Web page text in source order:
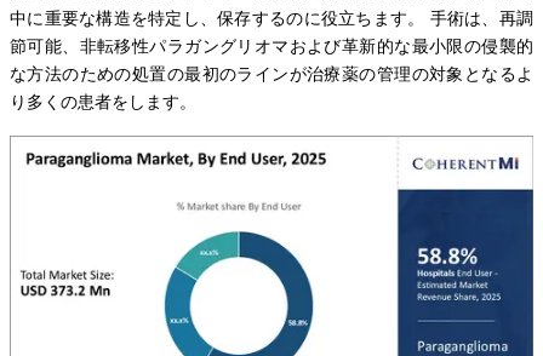
中に重要な構造を特定し、保存するのに役立ちます。 手術は、再調
節可能、非転移性パラガングリオマおよび革新的な最小限の侵襲的
な方法のための処置の最初のラインが治療薬の管理の対象となるよ
り多くの患者をします。